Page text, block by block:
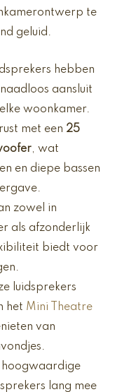
te
geluid.
hebben
aansluit
woonkamer.
met een 25
, wat
en diepe bassen
zowel in
als afzonderlijk
biedt voor
luidsprekers
het Mini Theatre
van
hoogwaardige
lang mee